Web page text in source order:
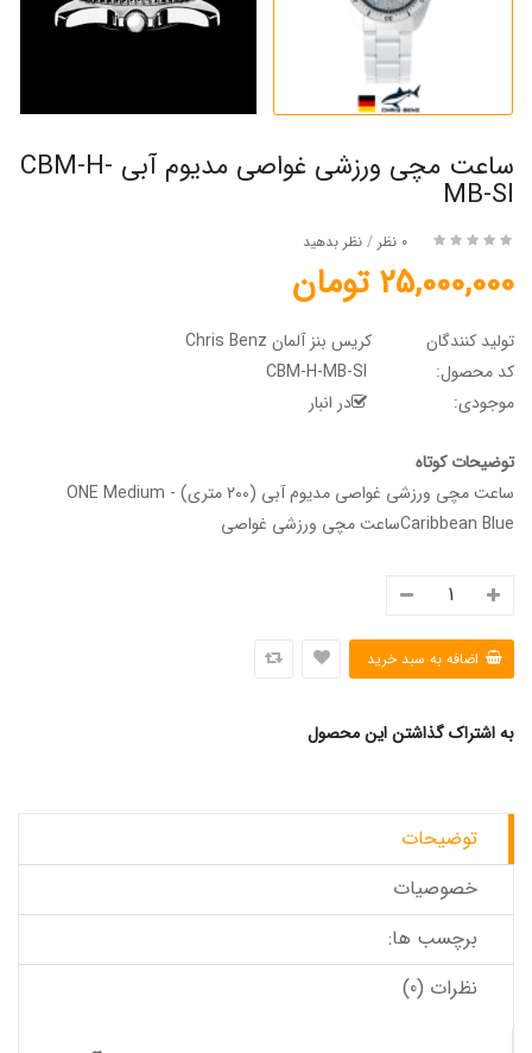
ساعت مچی ورزشی غواصی مدیوم آبی CBM-H-
MB-SI
0 نظر / نظر بدهید
25,000,000 تومان
تولید کنندگان
کریس بنز آلمان Chris Benz
کد محصول:
موجودی:
در انبار
توضیحات کوتاه
ساعت مچی ورزشی غواصی مدیوم آبی (200 متری) - ONE Medium
Caribbean Blueساعت مچی ورزشی غواصی
به اشتراک گذاشتن این محصول
توضیحات
خصوصیات
برچسب ها:
نظرات (0)